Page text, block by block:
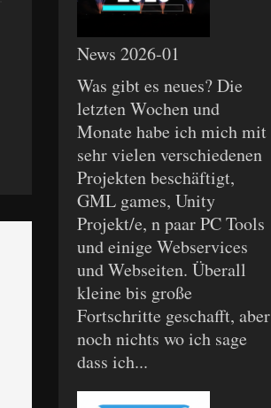
News 2026-01
Was gibt es neues? Die
letzten Wochen und
Monate habe ich mich mit
sehr vielen verschiedenen
Projekten beschäftigt,
GML games, Unity
Projekt/e, n paar PC Tools
und einige Webservices
und Webseiten. Überall
kleine bis große
Fortschritte geschafft, aber
noch nichts wo ich sage
dass ich...